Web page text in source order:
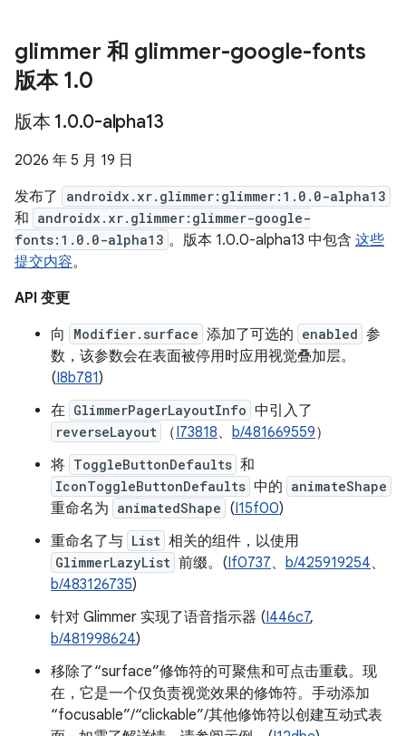
glimmer 和 glimmer-google-fonts
版本 1.0
版本 1.0.0-alpha13
2026 年 5 月 19 日
发布了
androidx.xr.glimmer:glimmer:1.0.0-alpha13
和 androidx.xr.glimmer:glimmer-google-
fonts:1.0.0-alpha13 。版本 1.0.0-alpha13 中包含 这些
提交内容。
API 变更
向
Modifier.surface 添加了可选的 enabled 参
数，该参数会在表面被停用时应用视觉叠加层。
(I8b781)
在 GlimmerPagerLayoutInfo 中引入了
reverseLayout （I73818、 b/481669559）
将 ToggleButtonDefaults 和
IconToggleButtonDefaults 中的 animateShape
重命名为 animatedShape (I15f00)
重命名了与 List 相关的组件，以使用
GlimmerLazyList 前缀。(If0737、 b/425919254、
b/483126735)
针对 Glimmer 实现了语音指示器 (I446c7,
b/481998624)
移除了“surface”修饰符的可聚焦和可点击重载。现
在，它是一个仅负责视觉效果的修饰符。手动添加
“focusable”/“clickable”/其他修饰符以创建互动式表